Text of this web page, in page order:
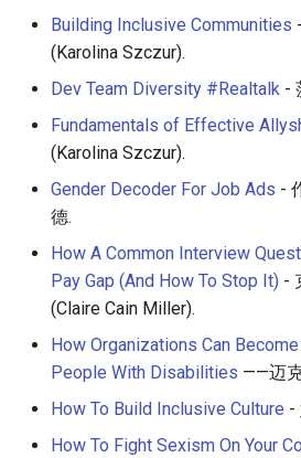
Building Inclusive Communities
(Karolina Szczur).
Dev Team Diversity #Realtalk -
Fundamentals of Effective
(Karolina Szczur).
Gender Decoder For Job Ads -
德.
How A Common Interview
Pay Gap (And How To Stop It) -
(Claire Cain Miller).
How Organizations Can
People With Disabilities ——迈
How To Build Inclusive Culture -
How To Fight Sexism On Your